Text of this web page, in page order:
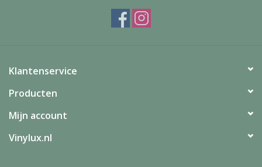
Klantenservice
Producten
Mijn account
Vinylux.nl